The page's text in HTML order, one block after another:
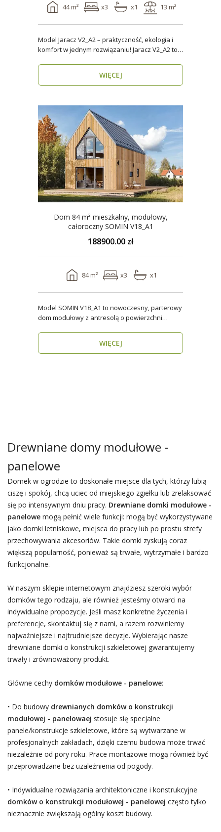
44 m² x3 x1 13 m²
Model Jaracz V2_A2 – praktyczność, ekologia i
komfort w jednym rozwiązaniu! Jaracz V2_A2 to
WIĘCEJ
Dom 84 m² mieszkalny, modułowy,
całoroczny SOMIN V18_A1
188900.00 zł
84 m² x3 x1
Model SOMIN V18_A1 to nowoczesny, parterowy
dom modułowy z antresolą o powierzchni
WIĘCEJ
Drewniane domy modułowe -
panelowe
Domek w ogrodzie to doskonałe miejsce dla tych, którzy lubią
ciszę i spokój, chcą uciec od miejskiego zgiełku lub zrelaksować
się po intensywnym dniu pracy. Drewniane domki modułowe -
panelowe mogą pełnić wiele funkcji: mogą być wykorzystywane
jako domki letniskowe, miejsca do pracy lub po prostu strefy
przechowywania akcesoriów. Takie domki zyskują coraz
większą popularność, ponieważ są trwałe, wytrzymałe i bardzo
funkcjonalne.
W naszym sklepie internetowym znajdziesz szeroki wybór
domków tego rodzaju, ale również jesteśmy otwarci na
indywidualne propozycje. Jeśli masz konkretne życzenia i
preferencje, skontaktuj się z nami, a razem rozwiniemy
najważniejsze i najtrudniejsze decyzje. Wybierając nasze
drewniane domki o konstrukcji szkieletowej gwarantujemy
trwały i zrównoważony produkt.
Główne cechy domków modułowe - panelowe:
• Do budowy drewnianych domków o konstrukcji
modułowej - panelowaej stosuje się specjalne
panele/konstrukcje szkieletowe, które są wytwarzane w
profesjonalnych zakładach, dzięki czemu budowa może trwać
niezależnie od pory roku. Prace montażowe mogą również być
przeprowadzane bez uzależnienia od pogody.
• Indywidualne rozwiązania architektoniczne i konstrukcyjne
domków o konstrukcji modułowej - panelowej często tylko
nieznacznie zwiększają ogólny koszt budowy.